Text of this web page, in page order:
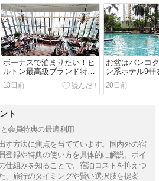
ボーナスで泊まりたい！ヒ
ルトン最高級ブランド特集
｜ウォルドーフ・アストリ
ア＆コンラッドを実泊比較
13日前
お盆はバンコ
ン系ホテル9軒
（立地・客室
ウンジ）
20日前
ト
会員特典の最適利用
す方法に焦点を当てています。国内外の宿
登録や特典の使い方を具体的に解説。ポイ
仕組みを知ることで、宿泊コストを抑えつ
、旅行のタイミングや賢い選択肢を提案